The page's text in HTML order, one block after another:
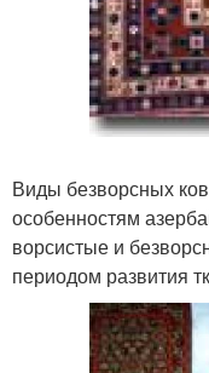
Виды безворсных
особенностям
ворсистые и
периодом развития